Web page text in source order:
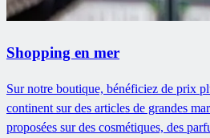
Shopping en mer
Sur notre boutique, bénéficiez de prix
continent sur des articles de grandes
proposées sur des cosmétiques, des